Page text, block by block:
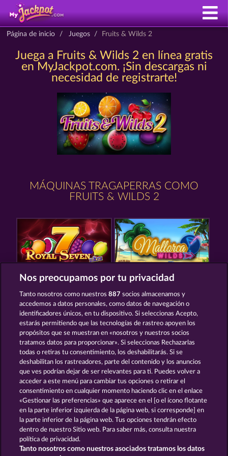
Página de inicio Juegos Fruits & Wilds 2
Juega a Fruits & Wilds 2 en línea gratis
en MyJackpot.com. ¡Sin descargas ni
necesidad de registrarte!
MÁQUINAS TRAGAPERRAS COMO
FRUITS & WILDS 2
ROYAL SEVEN ULTRA MALLORCA WILDS
BACK TO THE FRUITS ROAR STICKY DIAMONDS
Términos y condiciones
Declaración de privacidad Aviso Legal
Empresa Glosario
Nos preocupamos por tu privacidad
Tanto nosotros como nuestros887 socios almacenamos y
accedemos a datos personales, como datos de navegación o
identificadores únicos, en tu dispositivo. Si seleccionas Acepto,
estarás permitiendo que las tecnologías de rastreo apoyen los
propósitos que se muestran en «nosotros y nuestros socios
tratamos datos para proporcionar». Si seleccionas Rechazarlas
todas o retiras tu consentimiento, los deshabilitarás. Si se
deshabilitan los rastreadores, parte del contenido y los anuncios
que ves podrían dejar de ser relevantes para ti. Puedes volver a
acceder a este menú para cambiar tus opciones o retirar el
consentimiento en cualquier momento haciendo clic en el enlace
«Gestionar las preferencias» que aparece en el [o el ícono flotante
en la parte inferior izquierda de la página web, si corresponde] en
la parte inferior de la página web. Tus opciones tendrán efecto
dentro de nuestro Sitio web. Para saber más, consulta nuestra
política de privacidad.
Tanto nosotros como nuestros asociados tratamos los datos